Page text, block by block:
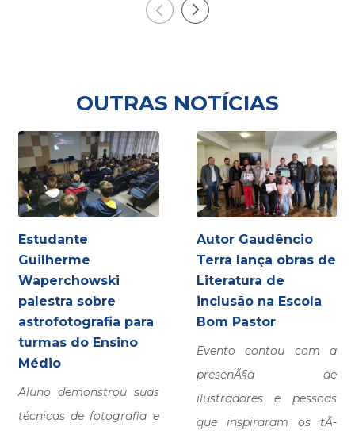
OUTRAS NOTÍCIAS
Estudante
Guilherme
Waperchowski
palestra sobre
astrofotografia para
turmas do Ensino
Médio
Aluno demonstrou suas
técnicas de fotografia e
Autor Gaudêncio
Terra lança obras de
Literatura de
inclusão na Escola
Bom Pastor
Evento contou com a
presenÃ§a de
ilustradores e pessoas
que inspiraram os tÃ­